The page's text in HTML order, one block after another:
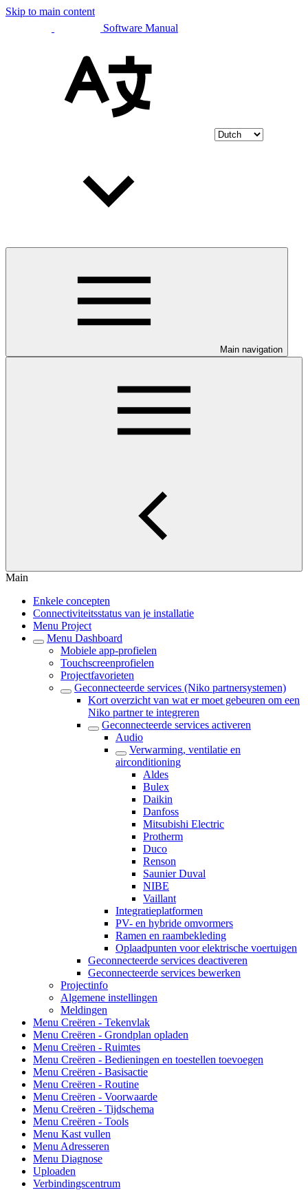
Skip to main content
Software Manual
Main navigation
Main
Enkele concepten
Connectiviteitsstatus van je installatie
Menu Project
Menu Dashboard
Mobiele app-profielen
Touchscreenprofielen
Projectfavorieten
Geconnecteerde services (Niko partnersystemen)
Kort overzicht van wat er moet gebeuren om een
Niko partner te integreren
Geconnecteerde services activeren
Audio
Verwarming, ventilatie en
airconditioning
Aldes
Bulex
Daikin
Danfoss
Mitsubishi Electric
Protherm
Duco
Renson
Saunier Duval
NIBE
Vaillant
Integratieplatformen
PV- en hybride omvormers
Ramen en raambekleding
Oplaadpunten voor elektrische voertuigen
Geconnecteerde services deactiveren
Geconnecteerde services bewerken
Projectinfo
Algemene instellingen
Meldingen
Menu Creëren - Tekenvlak
Menu Creëren - Grondplan opladen
Menu Creëren - Ruimtes
Menu Creëren - Bedieningen en toestellen toevoegen
Menu Creëren - Basisactie
Menu Creëren - Routine
Menu Creëren - Voorwaarde
Menu Creëren - Tijdschema
Menu Creëren - Tools
Menu Kast vullen
Menu Adresseren
Menu Diagnose
Uploaden
Verbindingscentrum